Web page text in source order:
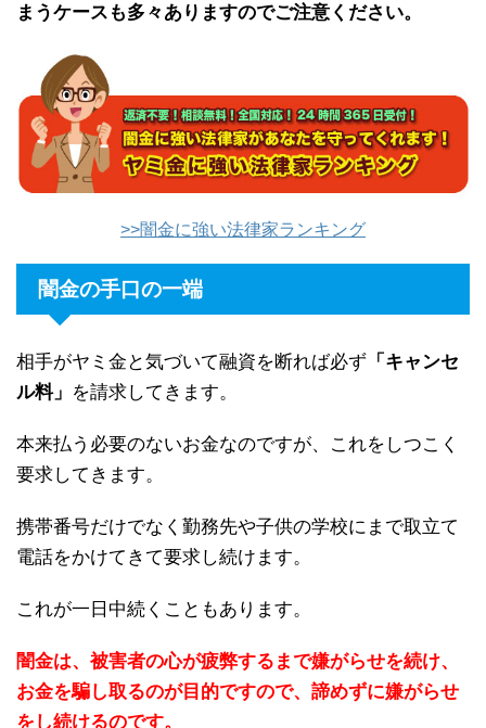
まうケースも多々ありますのでご注意ください。
>>闇金に強い法律家ランキング
闇金の手口の一端
相手がヤミ金と気づいて融資を断れば必ず 「キャンセ
ル料」 を請求してきます。
本来払う必要のないお金なのですが、これをしつこく
要求してきます。
携帯番号だけでなく勤務先や子供の学校にまで取立て
電話をかけてきて要求し続けます。
これが一日中続くこともあります。
闇金は、被害者の心が疲弊するまで嫌がらせを続け、
お金を騙し取るのが目的ですので、諦めずに嫌がらせ
をし続けるのです。